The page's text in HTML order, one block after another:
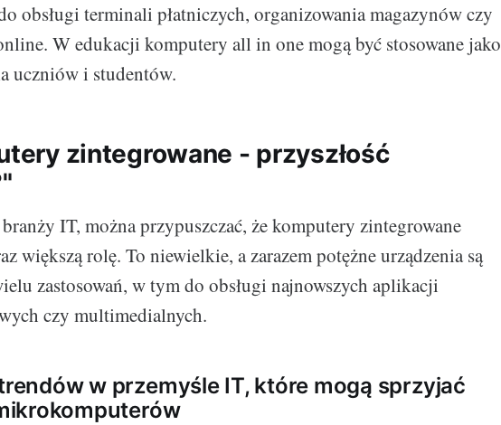
obsługi terminali płatniczych, organizowania magazynów czy
W edukacji komputery all in one mogą być stosowane jako
uczniów i studentów.
zintegrowane - przyszłość
IT, można przypuszczać, że komputery zintegrowane
większą rolę. To niewielkie, a zarazem potężne urządzenia są
zastosowań, w tym do obsługi najnowszych aplikacji
czy multimedialnych.
w przemyśle IT, które mogą sprzyjać